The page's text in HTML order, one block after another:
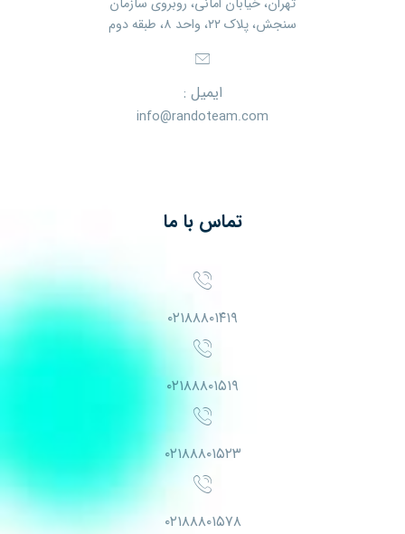
سنجش، پلاک ۲۲، واحد ۸، طبقه دوم
ایمیل :
info@randoteam.com
تماس با ما
۰۲۱۸۸۸۰۱۴۱۹
۰۲۱۸۸۸۰۱۵۱۹
۰۲۱۸۸۸۰۱۵۲۳
۰۲۱۸۸۸۰۱۵۷۸